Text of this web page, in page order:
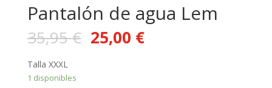
Pantalón de agua Lem
35,95€ 25,00 €
Talla XXXL
1 disponibles